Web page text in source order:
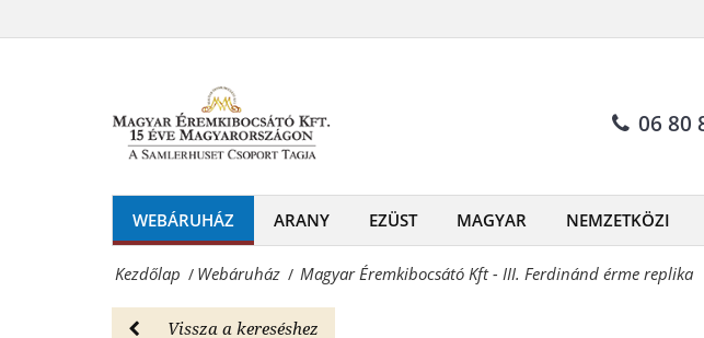
-
Ferdinánd
érme
replika
06 80
WEBÁRUHÁZ ARANY EZÜST MAGYAR NEMZETKÖZI
Kezdőlap / Webáruház / Magyar Éremkibocsátó Kft - III. Ferdinánd érme replika
Vissza a kereséshez
A legértékesebb magyar
Webáruház
Éremkibocsátó